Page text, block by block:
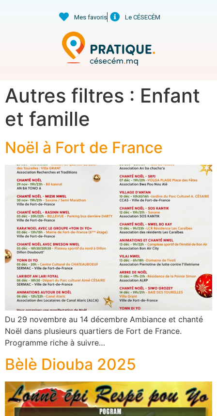
Mes favoris Le CÉSECÉM
Autres filtres : Enfant
et famille
Noël à Fort de France
Du 29 novembre au 14 décembre Ambiance et chanté
Noël dans plusieurs quartiers de Fort de France.
Programme riche à suivre…
Bèlè Diouba 2025